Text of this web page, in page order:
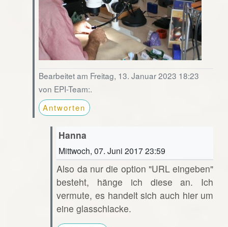
Bearbeitet am Freitag, 13. Januar 2023 18:23
von EPI-Team:.
Antworten
Hanna
Mittwoch, 07. Juni 2017 23:59
Also da nur die option "URL eingeben"
besteht, hänge ich diese an. Ich
vermute, es handelt sich auch hier um
eine glasschlacke.